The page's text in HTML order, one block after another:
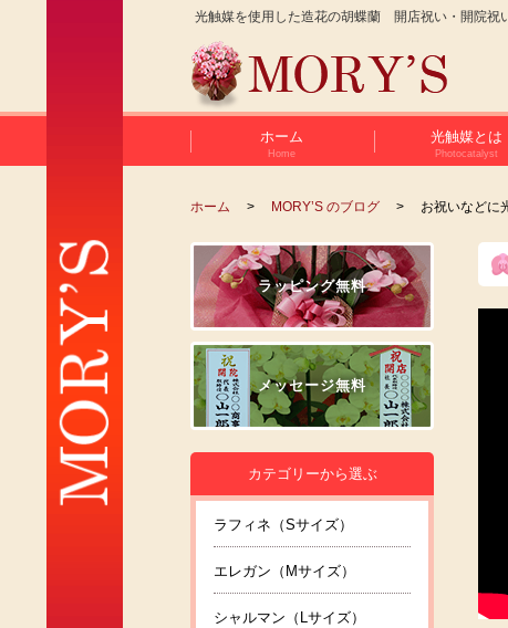
光触媒を使用した造花の胡蝶蘭 開店祝い・開院祝
ホーム
Home
光触媒とは
Photocatalyst
ホーム MORY’S のブログ お祝いなどに
ラッピング無料
メッセージ無料
カテゴリーから選ぶ
ラフィネ（Sサイズ）
エレガン（Mサイズ）
シャルマン（Lサイズ）